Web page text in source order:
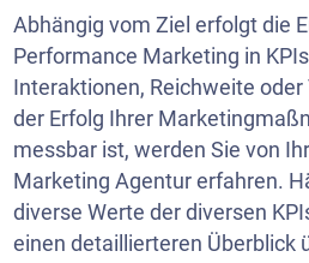
Abhängig vom Ziel erfolgt die
Performance Marketing in
Interaktionen, Reichweite
der Erfolg Ihrer
messbar ist, werden Sie von
Marketing Agentur erfahren.
diverse Werte der diversen
einen detaillierteren Überblick